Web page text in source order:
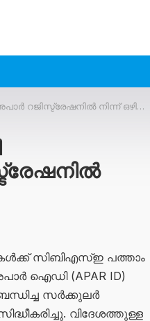
നിന്ന് ഒഴിവാക്കി സിബിഎസ്‌ഇ
സിബിഎസ്ഇ പത്താം
ഐഡി (APAR ID)
സർക്കുലർ
വിദേശത്തുള്ള